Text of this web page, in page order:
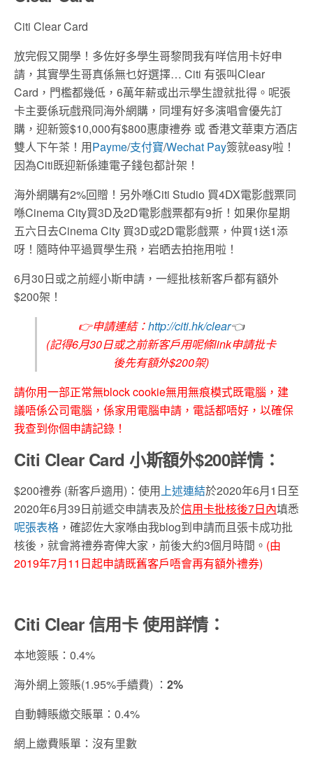
Citi Clear Card
放完假又開學！多佐好多學生哥黎問我有咩信用卡好申
請，其實學生哥真係無乜好選擇… Citi 有張叫Clear
Card，門檻都幾低，6萬年薪或出示學生證就批得。呢張
卡主要係玩戲飛同海外網購，同埋有好多演唱會優先訂
購，迎新簽$10,000有$800惠康禮券 或 香港文華東方酒店
雙人下午茶！用Payme/支付寶/Wechat Pay簽就easy啦！
因為Citi既迎新係連電子錢包都計架！
海外網購有2%回贈！另外喺Citi Studio 買4DX電影戲票同
喺Cinema City買3D及2D電影戲票都有9折！如果你星期
五六日去Cinema City 買3D或2D電影戲票，仲買1送1添
呀！隨時仲平過買學生飛，岩晒去拍拖用啦！
6月30日或之前經小斯申請，一經批核新客戶都有額外
$200架！
👉申請連結：http://citi.hk/clear👈
(記得6月30日或之前新客戶用呢條link申請批卡
後先有額外$200架)
請你用一部正常無block cookie無用無痕模式既電腦，建
議唔係公司電腦，係家用電腦申請，電話都唔好，以確保
我查到你個申請記錄！
Citi Clear Card 小斯額外$200詳情：
$200禮券 (新客戶適用)：使用上述連結於2020年6月1日至
2020年6月39日前遞交申請表及於信用卡批核後7日內填悉
呢張表格 ，確認佐大家喺由我blog到申請而且張卡成功批
核後，就會將禮券寄俾大家，前後大約3個月時間。 (由
2019年7月11日起申請既舊客戶唔會再有額外禮券)
Citi Clear 信用卡 使用詳情：
本地簽賬：0.4%
海外網上簽賬(1.95%手續費) ： 2%
自動轉賬繳交賬單：0.4%
網上繳費賬單：沒有里數